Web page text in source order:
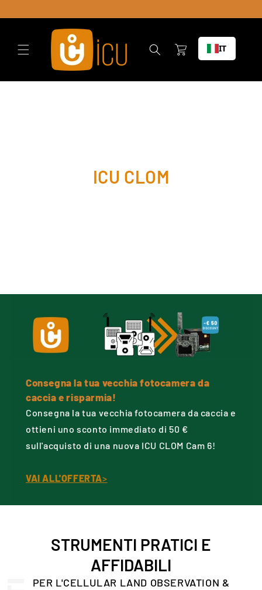
contenuto
Carrello IT
ICU CLOM
Consegna la tua vecchia fotocamera da
caccia e risparmia!
Consegna la tua vecchia fotocamera da caccia e
ottieni uno sconto immediato di 50 €
sull'acquisto di una nuova ICU CLOM Cam 6!
VAI ALL'OFFERTA>
STRUMENTI PRATICI E
AFFIDABILI
PER L'CELLULAR LAND OBSERVATION &